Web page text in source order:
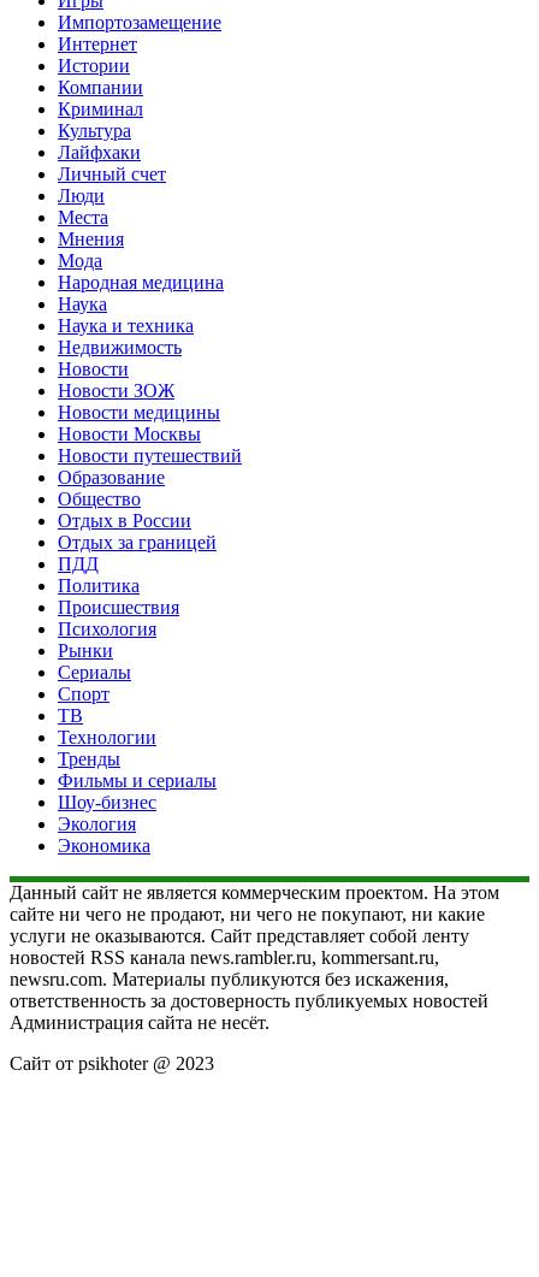
Импортозамещение
Интернет
Истории
Компании
Криминал
Культура
Лайфхаки
Личный счет
Люди
Места
Мнения
Мода
Народная медицина
Наука
Наука и техника
Недвижимость
Новости
Новости ЗОЖ
Новости медицины
Новости Москвы
Новости путешествий
Образование
Общество
Отдых в России
Отдых за границей
ПДД
Политика
Происшествия
Психология
Рынки
Сериалы
Спорт
ТВ
Технологии
Тренды
Фильмы и сериалы
Шоу-бизнес
Экология
Экономика
Данный сайт не является коммерческим проектом. На этом
сайте ни чего не продают, ни чего не покупают, ни какие
услуги не оказываются. Сайт представляет собой ленту
новостей RSS канала news.rambler.ru, kommersant.ru,
newsru.com. Материалы публикуются без искажения,
ответственность за достоверность публикуемых новостей
Администрация сайта не несёт.
Сайт от psikhoter @ 2023